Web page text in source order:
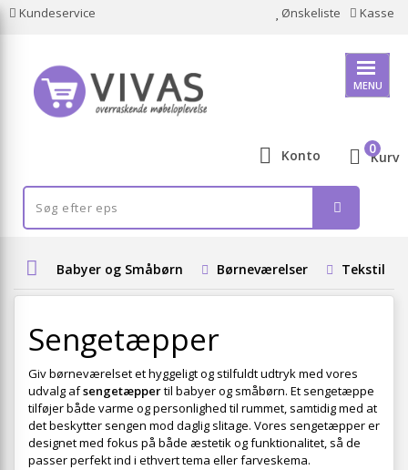
Kundeservice Ønskeliste Kasse
MENU
Konto Kurv
0
Babyer og Småbørn Børneværelser Tekstiler
Sengetæpper
Giv børneværelset et hyggeligt og stilfuldt udtryk med vores
udvalg afsengetæppertil babyer og småbørn. Et sengetæppe
tilføjer både varme og personlighed til rummet, samtidig med at
det beskytter sengen mod daglig slitage. Vores sengetæpper er
designet med fokus på både æstetik og funktionalitet, så de
passer perfekt ind i ethvert tema eller farveskema.